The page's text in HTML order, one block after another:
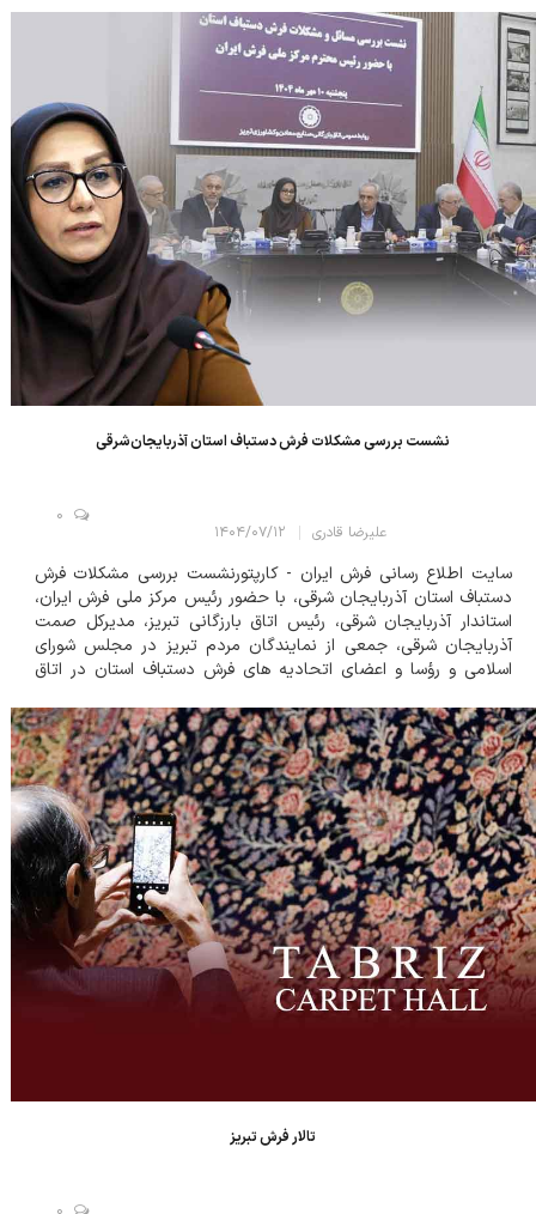
فرش است که...
نشست بررسی مشکلات فرش دستباف استان آذربایجان‌شرقی
علیرضا قادری ۱۴۰۴/۰۷/۱۲
0
سایت اطلاع رسانی فرش ایران - کارپتور ​نشست بررسی مشکلات فرش
دستباف استان آذربایجان شرقی، با حضور رئیس مرکز ملی فرش ایران،
استاندار آذربایجان شرقی، رئیس اتاق بارزگانی تبریز، مدیرکل صمت
آذربایجان شرقی، جمعی از نمایندگان مردم تبریز در مجلس شورای
اسلامی و رؤسا و اعضای اتحادیه های فرش دستباف استان در اتاق
در نشست...
تالار فرش تبریز